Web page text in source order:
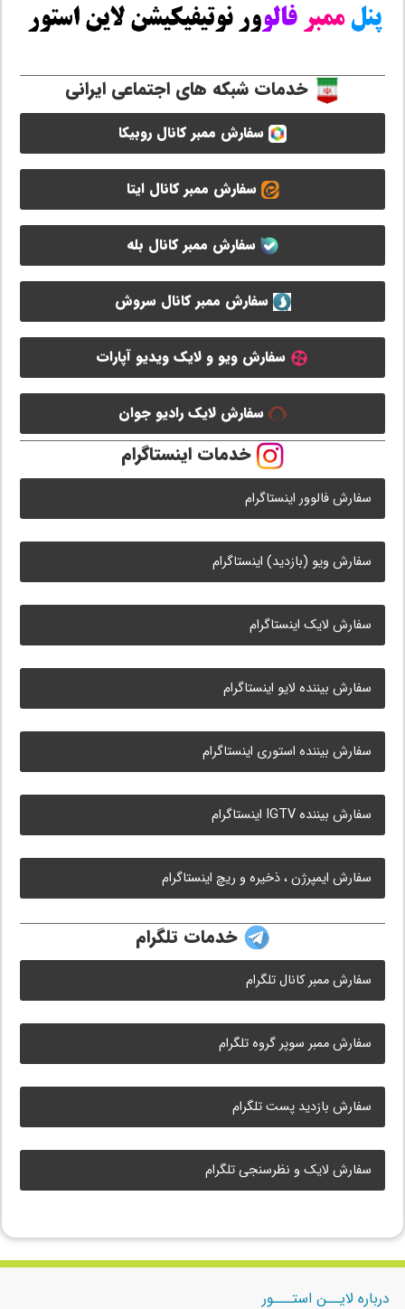
خدمات شبکه های اجتماعی ایرانی
سفارش ممبر کانال روبیکا
سفارش ممبر کانال ایتا
سفارش ممبر کانال بله
سفارش ممبر کانال سروش
سفارش ویو و لایک ویدیو آپارات
سفارش لایک رادیو جوان
خدمات اینستاگرام
سفارش فالوور اینستاگرام
سفارش ویو (بازدید) اینستاگرام
سفارش لایک اینستاگرام
سفارش بیننده لایو اینستاگرام
سفارش بیننده استوری اینستاگرام
سفارش بیننده IGTV اینستاگرام
سفارش ایمپرژن ، ذخیره و ریچ اینستاگرام
خدمات تلگرام
سفارش ممبر کانال تلگرام
سفارش ممبر سوپر گروه تلگرام
سفارش بازدید پست تلگرام
سفارش لایک و نظرسنجی تلگرام